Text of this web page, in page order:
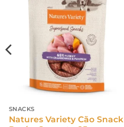
SNACKS
Natures Variety Cão Snack